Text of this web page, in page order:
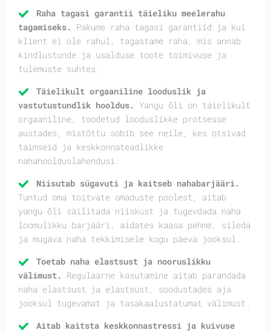
Raha tagasi garantii täieliku meelerahu
tagamiseks. Pakume raha tagasi garantiid ja kui
klient ei ole rahul, tagastame raha, mis annab
kindlustunde ja usalduse toote toimivuse ja
tulemuste suhtes.
Täielikult orgaaniline looduslik ja
vastutustundlik hooldus. Yangu õli on täielikult
orgaaniline, toodetud looduslikke protsesse
austades, mistõttu sobib see neile, kes otsivad
taimseid ja keskkonnateadlikke
nahahoolduslahendusi.
Niisutab sügavuti ja kaitseb nahabarjääri.
Tuntud oma toitvate omaduste poolest, aitab
yangu õli säilitada niiskust ja tugevdada naha
loomulikku barjääri, aidates kaasa pehme, sileda
ja mugava naha tekkimisele kogu päeva jooksul.
Toetab naha elastsust ja nooruslikku
välimust. Regulaarne kasutamine aitab parandada
naha elastsust ja elastsust, soodustades aja
jooksul tugevamat ja tasakaalustatumat välimust.
Aitab kaitsta keskkonnastressi ja kuivuse